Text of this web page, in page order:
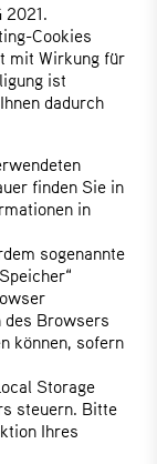
2021.
Cookies
mit Wirkung für
ist
dadurch
finden Sie in
in
sogenannte
des Browsers
können, sofern
Storage
steuern. Bitte
Ihres